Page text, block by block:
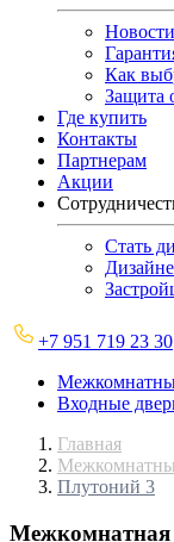
Новости
Как
Защита
Где купить
Контакты
Партнерам
Акции
Стать
+7 951 719 23 30
Входные
Главная
Плутоний 3
Межкомнатная